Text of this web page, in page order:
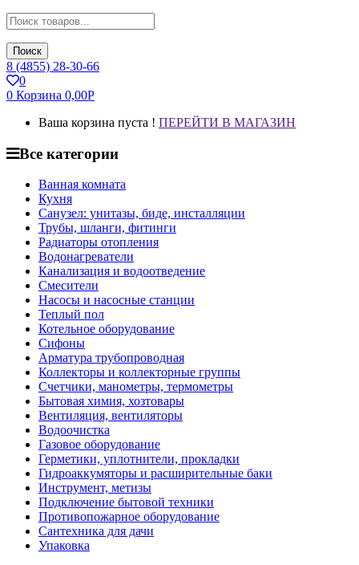
Поиск
8 (4855) 28-30-66
0
0 Корзина 0,00Р
Ваша корзина пуста ! ПЕРЕЙТИ В МАГАЗИН
Все категории
Ванная комната
Кухня
Санузел: унитазы, биде, инсталляции
Трубы, шланги, фитинги
Радиаторы отопления
Водонагреватели
Канализация и водоотведение
Смесители
Насосы и насосные станции
Теплый пол
Котельное оборудование
Сифоны
Арматура трубопроводная
Коллекторы и коллекторные группы
Счетчики, манометры, термометры
Бытовая химия, хозтовары
Вентиляция, вентиляторы
Водоочистка
Газовое оборудование
Герметики, уплотнители, прокладки
Гидроаккумяторы и расширительные баки
Инструмент, метизы
Подключение бытовой техники
Противопожарное оборудование
Сантехника для дачи
Упаковка